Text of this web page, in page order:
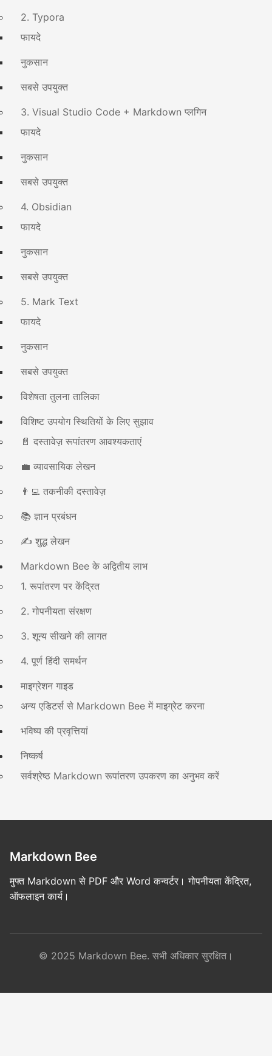
2. Typora
फायदे
नुकसान
सबसे उपयुक्त
3. Visual Studio Code + Markdown प्लगिन
फायदे
नुकसान
सबसे उपयुक्त
4. Obsidian
फायदे
नुकसान
सबसे उपयुक्त
5. Mark Text
फायदे
नुकसान
सबसे उपयुक्त
विशेषता तुलना तालिका
विशिष्ट उपयोग स्थितियों के लिए सुझाव
📄 दस्तावेज़ रूपांतरण आवश्यकताएं
💼 व्यावसायिक लेखन
👨‍💻 तकनीकी दस्तावेज़
📚 ज्ञान प्रबंधन
✍️ शुद्ध लेखन
Markdown Bee के अद्वितीय लाभ
1. रूपांतरण पर केंद्रित
2. गोपनीयता संरक्षण
3. शून्य सीखने की लागत
4. पूर्ण हिंदी समर्थन
माइग्रेशन गाइड
अन्य एडिटर्स से Markdown Bee में माइग्रेट करना
भविष्य की प्रवृत्तियां
निष्कर्ष
सर्वश्रेष्ठ Markdown रूपांतरण उपकरण का अनुभव करें
Markdown Bee
मुफ्त Markdown से PDF और Word कन्वर्टर। गोपनीयता केंद्रित,
ऑफलाइन कार्य।
© 2025 Markdown Bee. सभी अधिकार सुरक्षित।